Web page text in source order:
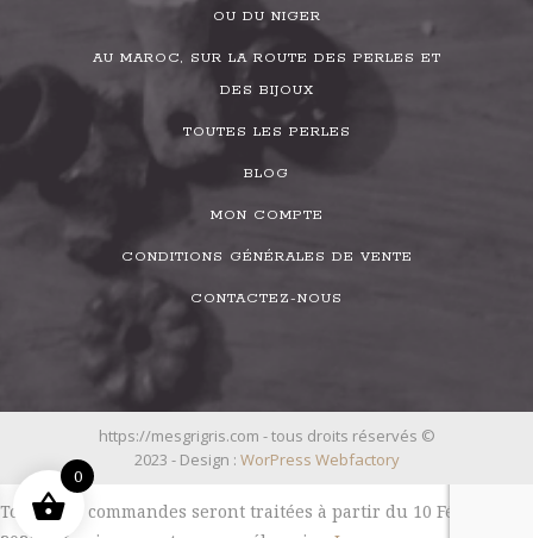
OU DU NIGER
AU MAROC, SUR LA ROUTE DES PERLES ET
DES BIJOUX
TOUTES LES PERLES
BLOG
MON COMPTE
CONDITIONS GÉNÉRALES DE VENTE
CONTACTEZ-NOUS
https://mesgrigris.com - tous droits réservés ©
2023 - Design : WorPress Webfactory
Toutes les commandes seront traitées à partir du 10 Février
0